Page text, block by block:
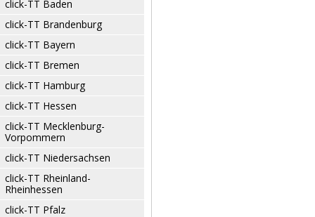
click-TT Baden
click-TT Brandenburg
click-TT Bayern
click-TT Bremen
click-TT Hamburg
click-TT Hessen
click-TT Mecklenburg-
Vorpommern
click-TT Niedersachsen
click-TT Rheinland-
Rheinhessen
click-TT Pfalz